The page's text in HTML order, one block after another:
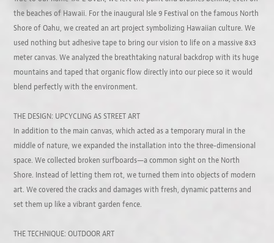
the beaches of Hawaii. For the inaugural Isle 9 Festival on the famous North
Shore of Oahu, we created an art project symbolizing Hawaiian culture. We
used nothing but adhesive tape to bring our vision to life on a massive 8x3
meter canvas. We analyzed the breathtaking natural backdrop with its huge
mountains and taped that organic flow directly into our piece so it would
blend perfectly with the environment.
THE DESIGN: UPCYCLING AS STREET ART
In addition to the main canvas, which acted as a temporary mural in the
middle of nature, we expanded the installation into the three-dimensional
space. We collected broken surfboards—a common sight on the North
Shore. Instead of letting them rot, we turned them into objects of modern
art. We covered the cracks and damages with fresh, dynamic patterns and
set them up like a vibrant garden fence.
THE TECHNIQUE: OUTDOOR ART